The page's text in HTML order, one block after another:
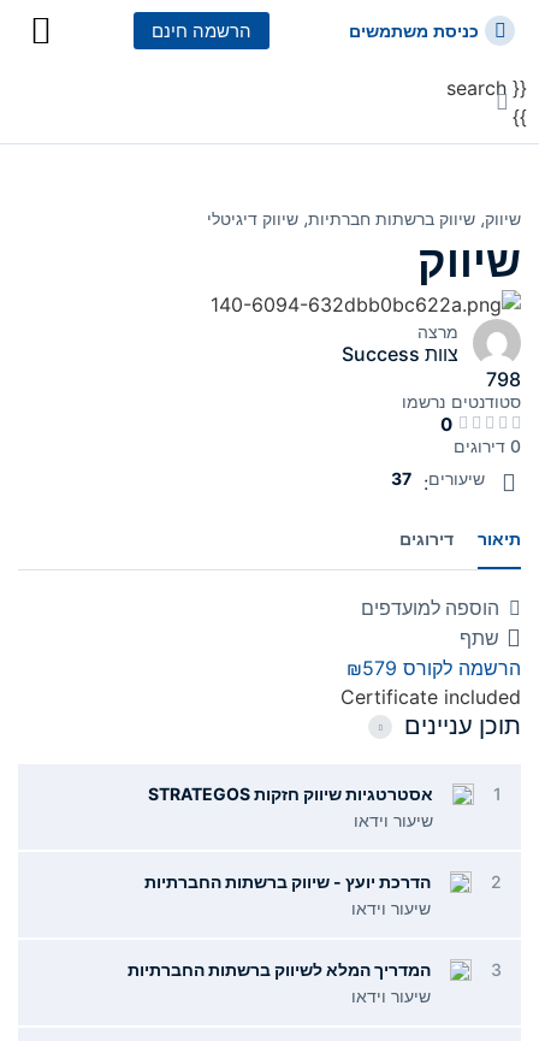
כניסת משתמשים הרשמה חינם
{{ search
}}
שיווק⸲ שיווק ברשתות חברתיות⸲ שיווק דיגיטלי
שיווק
מרצה
צוות Success
798
סטודנטים נרשמו
0
0 דירוגים
שיעורים:
37
תיאור דירוגים
הוספה למועדפים
שתף
הרשמה לקורס ₪579
Certificate included
תוכן עניינים
1
אסטרטגיות שיווק חזקות STRATEGOS
שיעור וידאו
2
הדרכת יועץ - שיווק ברשתות החברתיות
שיעור וידאו
3
המדריך המלא לשיווק ברשתות החברתיות
שיעור וידאו